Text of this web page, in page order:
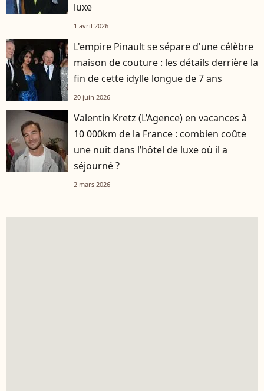
luxe
1 avril 2026
L'empire Pinault se sépare d'une célèbre
maison de couture : les détails derrière la
fin de cette idylle longue de 7 ans
20 juin 2026
Valentin Kretz (L’Agence) en vacances à
10 000km de la France : combien coûte
une nuit dans l’hôtel de luxe où il a
séjourné ?
2 mars 2026